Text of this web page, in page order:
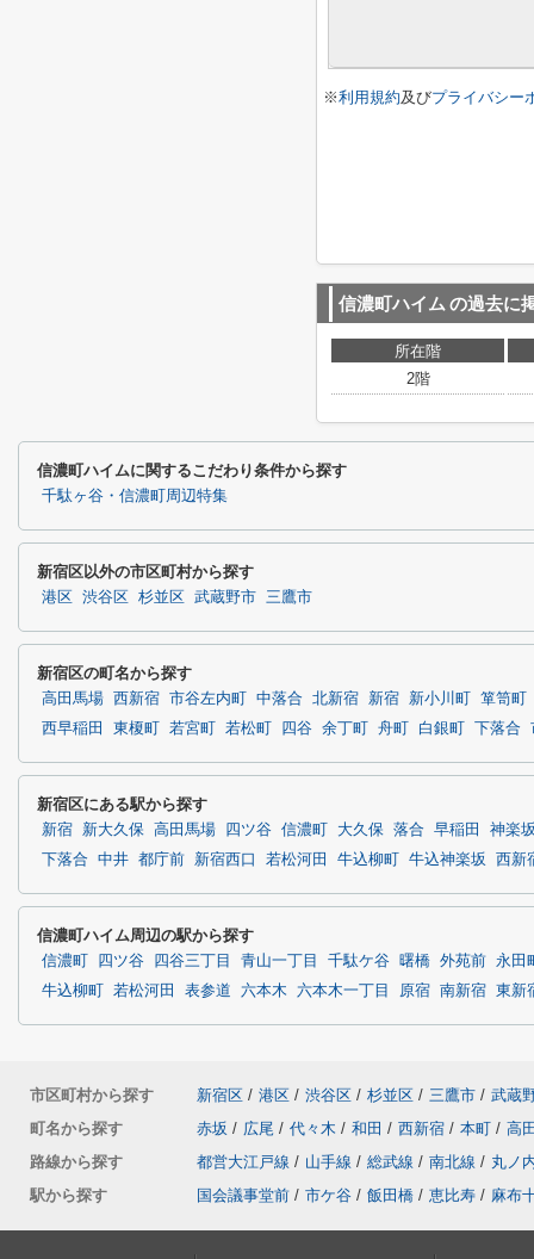
※利用規約及びプライバシー
信濃町ハイム の過去に
所在階
2階
信濃町ハイムに関するこだわり条件から探す
千駄ヶ谷・信濃町周辺特集
新宿区以外の市区町村から探す
港区 渋谷区 杉並区 武蔵野市 三鷹市
新宿区の町名から探す
高田馬場 西新宿 市谷左内町 中落合 北新宿 新宿 新小川町
箪笥町
西早稲田
東榎町 若宮町 若松町 四谷 余丁町 舟町 白銀町 下落合
新宿区にある駅から探す
新宿 新大久保 高田馬場 四ツ谷 信濃町 大久保 落合 早稲田
神楽
下落合 中井 都庁前 新宿西口 若松河田 牛込柳町 牛込神楽坂 西新
信濃町ハイム周辺の駅から探す
信濃町 四ツ谷 四谷三丁目 青山一丁目 千駄ケ谷 曙橋 外苑前 永田
牛込柳町
若松河田 表参道 六本木 六本木一丁目 原宿 南新宿 東新
市区町村から探す 新宿区 / 港区 / 渋谷区 / 杉並区 / 三鷹市 / 武蔵
町名から探す
赤坂 / 広尾 / 代々木 / 和田 / 西新宿 / 本町 / 高
路線から探す
都営大江戸線 / 山手線 / 総武線 / 南北線 / 丸ノ
駅から探す
国会議事堂前 / 市ケ谷 / 飯田橋 / 恵比寿 / 麻布